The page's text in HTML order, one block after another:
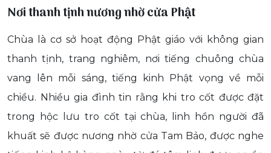
Nơi thanh tịnh nương nhờ cửa Phật
Chùa là cơ sở hoạt động Phật giáo với không gian
thanh tịnh, trang nghiêm, nơi tiếng chuông chùa
vang lên mỗi sáng, tiếng kinh Phật vọng về mỗi
chiều. Nhiều gia đình tin rằng khi tro cốt được đặt
trong hộc lưu tro cốt tại chùa, linh hồn người đã
khuất sẽ được nương nhờ cửa Tam Bảo, được nghe